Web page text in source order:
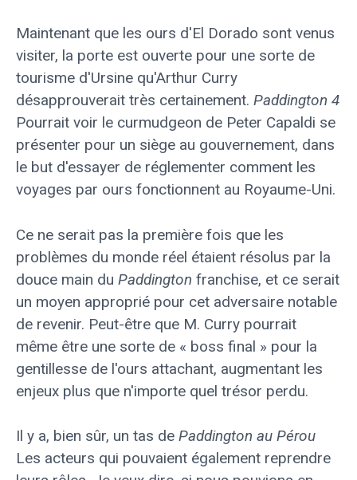
Maintenant que les ours d'El Dorado sont venus
visiter, la porte est ouverte pour une sorte de
tourisme d'Ursine qu'Arthur Curry
désapprouverait très certainement. Paddington 4
Pourrait voir le curmudgeon de Peter Capaldi se
présenter pour un siège au gouvernement, dans
le but d'essayer de réglementer comment les
voyages par ours fonctionnent au Royaume-Uni.
Ce ne serait pas la première fois que les
problèmes du monde réel étaient résolus par la
douce main du Paddington franchise, et ce serait
un moyen approprié pour cet adversaire notable
de revenir. Peut-être que M. Curry pourrait
même être une sorte de « boss final » pour la
gentillesse de l'ours attachant, augmentant les
enjeux plus que n'importe quel trésor perdu.
Il y a, bien sûr, un tas de Paddington au Pérou
Les acteurs qui pouvaient également reprendre